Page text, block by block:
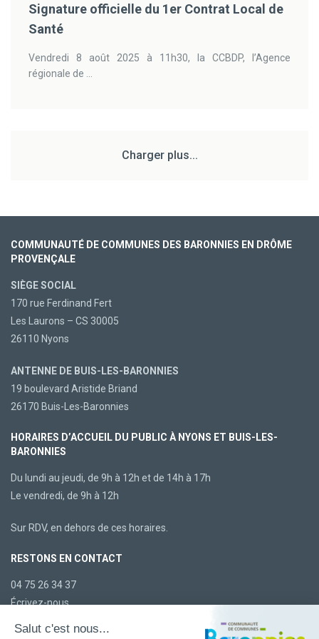
Signature officielle du 1er Contrat Local de
Santé
Vendredi 8 août 2025 à 11h30, la CCBDP, l’Agence
régionale de ...
Charger plus...
COMMUNAUTÉ DE COMMUNES DES BARONNIES EN DRÔME
PROVENÇALE
SIÈGE SOCIAL
170 rue Ferdinand Fert
Les Laurons – CS 30005
26110 Nyons
ANTENNE DE BUIS-LES-BARONNIES
19 boulevard Aristide Briand
26170 Buis-Les-Baronnies
HORAIRES D’ACCUEIL DU PUBLIC À NYONS ET BUIS-LES-
BARONNIES
Du lundi au jeudi, de 9h à 12h et de 14h à 17h
Le vendredi, de 9h à 12h
Sur RDV, en dehors de ces horaires.
RESTONS EN CONTACT
04 75 26 34 37
Écrivez-nous